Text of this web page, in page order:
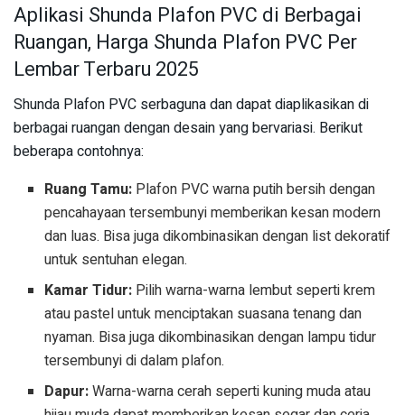
Aplikasi Shunda Plafon PVC di Berbagai
Ruangan, Harga Shunda Plafon PVC Per
Lembar Terbaru 2025
Shunda Plafon PVC serbaguna dan dapat diaplikasikan di
berbagai ruangan dengan desain yang bervariasi. Berikut
beberapa contohnya:
Ruang Tamu: Plafon PVC warna putih bersih dengan
pencahayaan tersembunyi memberikan kesan modern
dan luas. Bisa juga dikombinasikan dengan list dekoratif
untuk sentuhan elegan.
Kamar Tidur: Pilih warna-warna lembut seperti krem
atau pastel untuk menciptakan suasana tenang dan
nyaman. Bisa juga dikombinasikan dengan lampu tidur
tersembunyi di dalam plafon.
Dapur:Warna-warna cerah seperti kuning muda atau